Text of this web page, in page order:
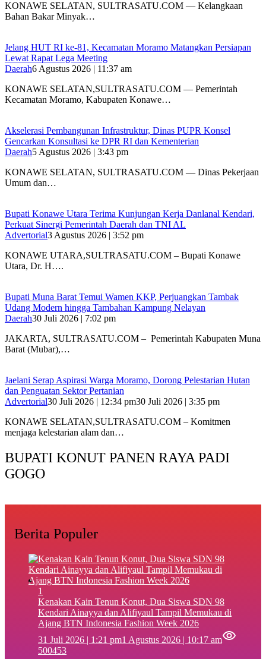
‎KONAWE SELATAN, SULTRASATU.COM — Kelangkaan
Bahan Bakar Minyak…
‎Jelang HUT RI ke-81, Kecamatan Moramo Matangkan Persiapan
Lewat Rapat Lega Meeting
Daerah6 Agustus 2026 | 11:37 am
KONAWE SELATAN,SULTRASATU.COM — Pemerintah
Kecamatan Moramo, Kabupaten Konawe…
Akselerasi Pembangunan Infrastruktur, Dinas PUPR Konsel
Gencarkan Konsultasi ke DPR RI dan Kementerian
Daerah5 Agustus 2026 | 3:43 pm
KONAWE SELATAN, SULTRASATU.COM — Dinas Pekerjaan
Umum dan…
Bupati Konawe Utara Terima Kunjungan Kerja Danlanal Kendari,
Perkuat Sinergi Pemerintah Daerah dan TNI AL
Advertorial3 Agustus 2026 | 3:52 pm
‎KONAWE UTARA,SULTRASATU.COM – Bupati Konawe
Utara, Dr. H….
‎Bupati Muna Barat Temui Wamen KKP, Perjuangkan Tambak
Udang Modern hingga Tambahan Kampung Nelayan
Daerah30 Juli 2026 | 7:02 pm
‎JAKARTA, SULTRASATU.COM – Pemerintah Kabupaten Muna
Barat (Mubar),…
Jaelani Serap Aspirasi Warga Moramo, Dorong Pelestarian Hutan
dan Penguatan Sektor Pertanian
Advertorial30 Juli 2026 | 12:34 pm30 Juli 2026 | 3:35 pm
KONAWE SELATAN,SULTRASATU.COM – Komitmen
menjaga kelestarian alam dan…
BUPATI KONUT PANEN RAYA PADI
GOGO
Berita Populer
1
‎Kenakan Kain Tenun Konut, Dua Siswa SDN 98
Kendari Ainayya dan Alifiyaul Tampil Memukau di
Ajang BTN Indonesia Fashion Week 2026
31 Juli 2026 | 1:21 pm1 Agustus 2026 | 10:17 am
500453